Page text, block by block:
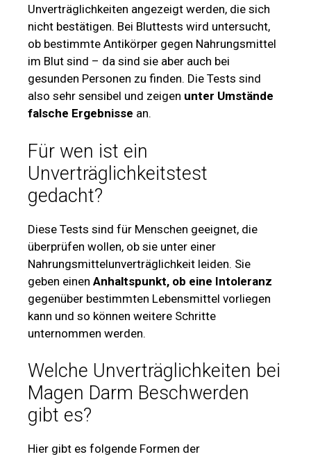
Unverträglichkeiten angezeigt werden, die sich
nicht bestätigen. Bei Bluttests wird untersucht,
ob bestimmte Antikörper gegen Nahrungsmittel
im Blut sind – da sind sie aber auch bei
gesunden Personen zu finden. Die Tests sind
also sehr sensibel und zeigen unter Umstände
falsche Ergebnisse an.
Für wen ist ein
Unverträglichkeitstest
gedacht?
Diese Tests sind für Menschen geeignet, die
überprüfen wollen, ob sie unter einer
Nahrungsmittelunverträglichkeit leiden. Sie
geben einen Anhaltspunkt, ob eine Intoleranz
gegenüber bestimmten Lebensmittel vorliegen
kann und so können weitere Schritte
unternommen werden.
Welche Unverträglichkeiten bei
Magen Darm Beschwerden
gibt es?
Hier gibt es folgende Formen der